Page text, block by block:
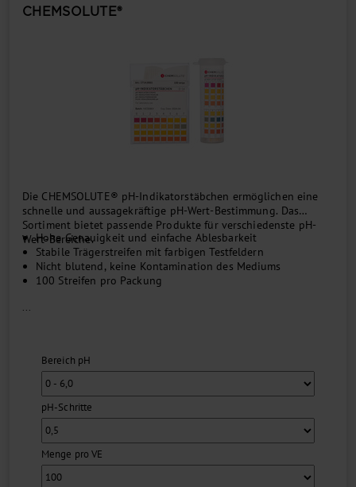
CHEMSOLUTE®
Die CHEMSOLUTE® pH-Indikatorstäbchen ermöglichen eine
schnelle und aussagekräftige pH-Wert-Bestimmung. Das
Sortiment bietet passende Produkte für verschiedenste pH-
Wert-Bereiche.
Hohe Genauigkeit und einfache Ablesbarkeit
Stabile Trägerstreifen mit farbigen Testfeldern
Nicht blutend, keine Kontamination des Mediums
100 Streifen pro Packung
...
Bereich pH
pH-Schritte
Menge pro VE